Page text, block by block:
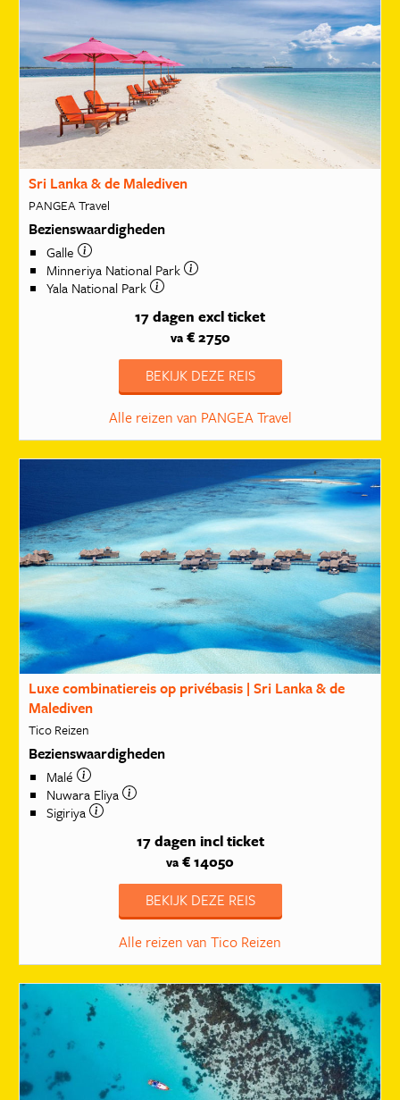
Sri Lanka & de Malediven
PANGEA Travel
Bezienswaardigheden
Galle
Minneriya National Park
Yala National Park
17 dagen excl ticket
va€ 2750
BEKIJK DEZE REIS
Alle reizen van PANGEA Travel
Luxe combinatiereis op privébasis | Sri Lanka & de
Malediven
Tico Reizen
Bezienswaardigheden
Malé
Nuwara Eliya
Sigiriya
17 dagen incl ticket
va € 14050
BEKIJK DEZE REIS
Alle reizen van Tico Reizen